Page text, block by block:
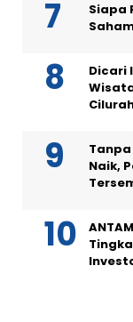
Siapa
Dicari
Tanpa
Naik,